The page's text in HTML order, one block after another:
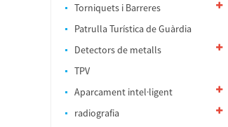
Torniquets i Barreres
Patrulla Turística de Guàrdia
Detectors de metalls
TPV
Aparcament intel·ligent
radiografia